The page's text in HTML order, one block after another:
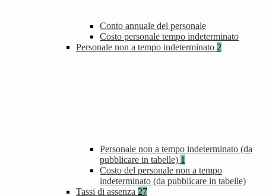
Conto annuale del personale
Costo personale tempo indeterminato
Personale non a tempo indeterminato 2
Personale non a tempo indeterminato (da
pubblicare in tabelle) 1
Costo del personale non a tempo
indeterminato (da pubblicare in tabelle)
Tassi di assenza 27